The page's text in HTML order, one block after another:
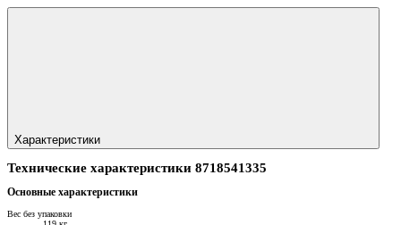
Характеристики
Технические характеристики 8718541335
Основные характеристики
Вес без упаковки